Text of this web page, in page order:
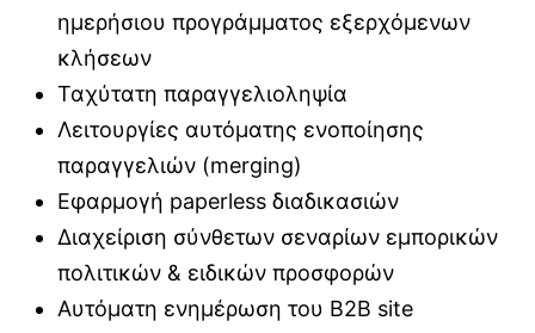
ημερήσιου προγράμματος εξερχόμενων
κλήσεων
Ταχύτατη παραγγελιοληψία
Λειτουργίες αυτόματης ενοποίησης
παραγγελιών (merging)
Εφαρμογή paperless διαδικασιών
Διαχείριση σύνθετων σεναρίων εμπορικών
πολιτικών & ειδικών προσφορών
Αυτόματη ενημέρωση του B2B site